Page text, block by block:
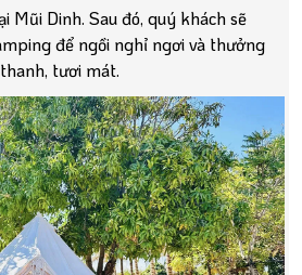
Mũi Dinh. Sau đó, quý khách sẽ
để ngồi nghỉ ngơi và thưởng
tươi mát.